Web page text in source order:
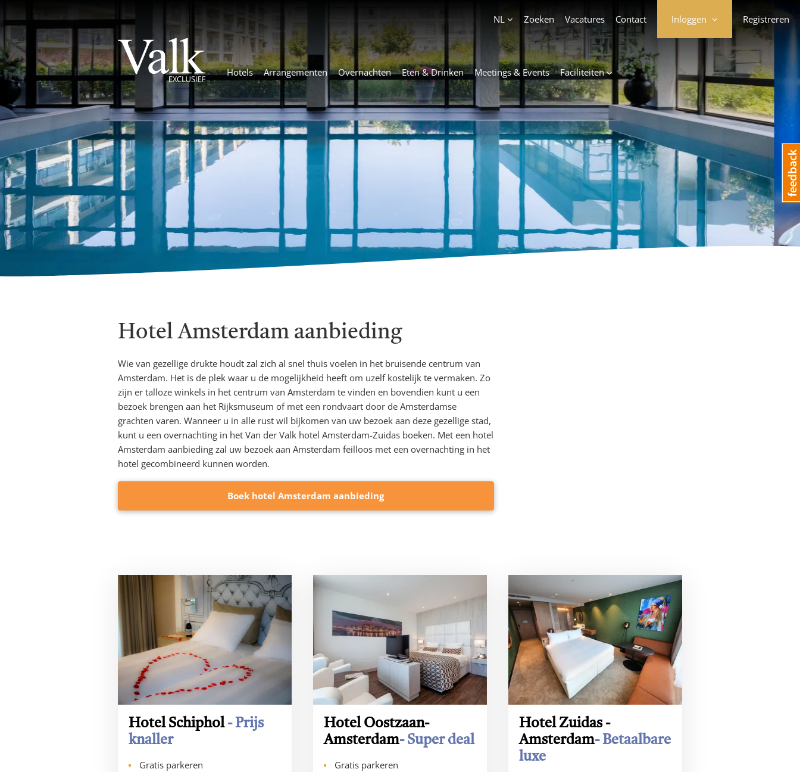
NL
Zoeken Vacatures Contact Inloggen Registreren
Hotels Arrangementen Overnachten Eten & Drinken Meetings & Events Faciliteiten
Hotel Amsterdam aanbieding
Wie van gezellige drukte houdt zal zich al snel thuis voelen in het bruisende centrum van
Amsterdam. Het is de plek waar u de mogelijkheid heeft om uzelf kostelijk te vermaken. Zo
zijn er talloze winkels in het centrum van Amsterdam te vinden en bovendien kunt u een
bezoek brengen aan het Rijksmuseum of met een rondvaart door de Amsterdamse
grachten varen. Wanneer u in alle rust wil bijkomen van uw bezoek aan deze gezellige stad,
kunt u een overnachting in het Van der Valk hotel Amsterdam-Zuidas boeken. Met een hotel
Amsterdam aanbieding zal uw bezoek aan Amsterdam feilloos met een overnachting in het
hotel gecombineerd kunnen worden.
Boek hotel Amsterdam aanbieding
Hotel Schiphol- Prijs
knaller
Gratis parkeren
Hotel Oostzaan-
Amsterdam- Super deal
Gratis parkeren
Hotel Zuidas -
Amsterdam- Betaalbare
luxe